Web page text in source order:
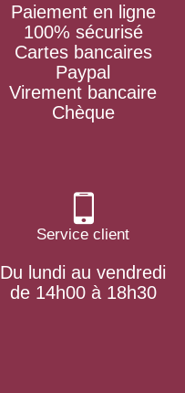
Paiement en ligne
100% sécurisé
Cartes bancaires
Paypal
Virement bancaire
Chèque
Service client
Du lundi au vendredi
de 14h00 à 18h30